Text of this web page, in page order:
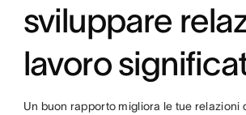
sviluppare
lavoro
Un buon rapporto migliora le tue relazioni